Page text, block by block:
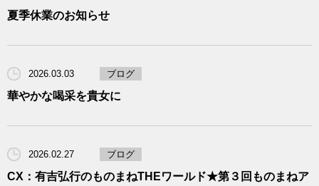
夏季休業のお知らせ
2026.03.03 ブログ
華やかな喝采を貴女に
2026.02.27 ブログ
CX：有吉弘行のものまねTHEワールド★第３回ものまねア